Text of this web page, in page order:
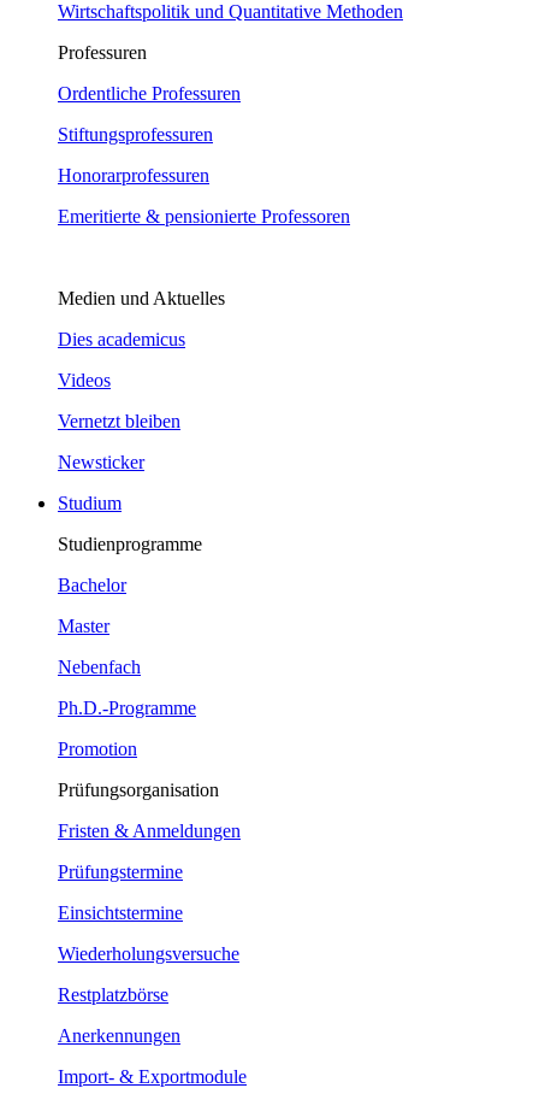
Wirtschaftspolitik und Quantitative Methoden
Professuren
Ordentliche Professuren
Stiftungsprofessuren
Honorarprofessuren
Emeritierte & pensionierte Professoren
Medien und Aktuelles
Dies academicus
Videos
Vernetzt bleiben
Newsticker
Studium
Studienprogramme
Bachelor
Master
Nebenfach
Ph.D.-Programme
Promotion
Prüfungsorganisation
Fristen & Anmeldungen
Prüfungstermine
Einsichtstermine
Wiederholungsversuche
Restplatzbörse
Anerkennungen
Import- & Exportmodule